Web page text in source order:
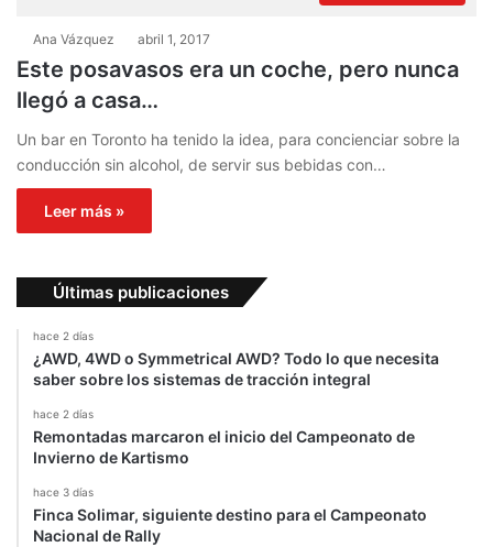
Ana Vázquez abril 1, 2017
Este posavasos era un coche, pero nunca
llegó a casa…
Un bar en Toronto ha tenido la idea, para concienciar sobre la
conducción sin alcohol, de servir sus bebidas con…
Leer más »
Últimas publicaciones
hace 2 días
¿AWD, 4WD o Symmetrical AWD? Todo lo que necesita
saber sobre los sistemas de tracción integral
hace 2 días
Remontadas marcaron el inicio del Campeonato de
Invierno de Kartismo
hace 3 días
Finca Solimar, siguiente destino para el Campeonato
Nacional de Rally